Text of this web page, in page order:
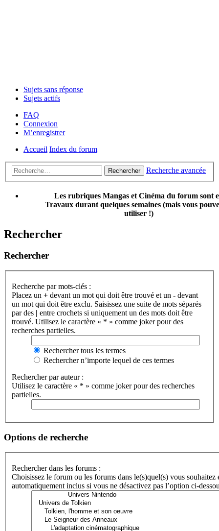
Sujets sans réponse
Sujets actifs
FAQ
Connexion
M’enregistrer
Accueil Index du forum
Rechercher Recherche avancée
Les rubriques Mangas et Cinéma du forum sont
Travaux durant quelques semaines (mais vous
utiliser !)
Rechercher
Rechercher
Recherche par mots-clés :
Placez un + devant un mot qui doit être trouvé et un - devant
un mot qui doit être exclu. Saisissez une suite de mots séparés
par des | entre crochets si uniquement un des mots doit être
trouvé. Utilisez le caractère « * » comme joker pour des
recherches partielles.
Rechercher tous les termes
Rechercher n’importe lequel de ces termes
Rechercher par auteur :
Utilisez le caractère « * » comme joker pour des recherches
partielles.
Options de recherche
Rechercher dans les forums :
Choisissez le forum ou les forums dans le(s)quel(s) vous
automatiquement inclus si vous ne désactivez pas l’option ci-